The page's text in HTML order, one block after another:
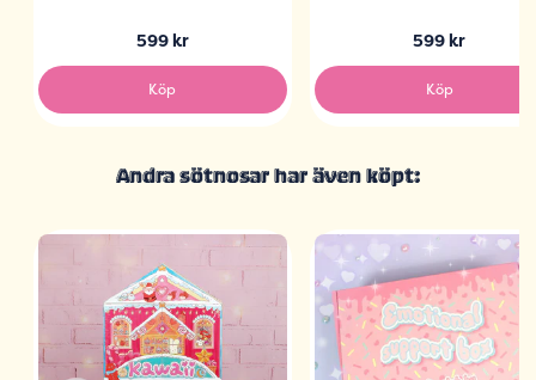
599 kr
Köp
599 kr
Köp
Andra sötnosar har även köpt: